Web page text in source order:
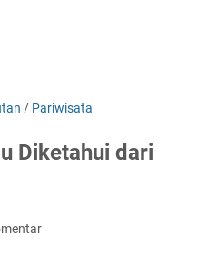
/ Pariwisata
Diketahui dari